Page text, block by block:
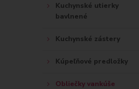
Kuchynské utierky
bavlnené
Kuchynské zástery
Kúpeľňové predložky
Obliečky vankúše